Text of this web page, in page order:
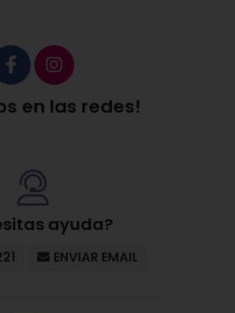
en las redes!
ayuda?
ENVIAR EMAIL